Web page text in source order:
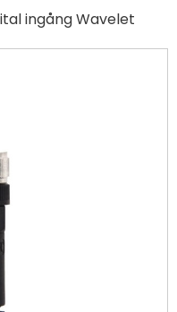
ingång Wavelet